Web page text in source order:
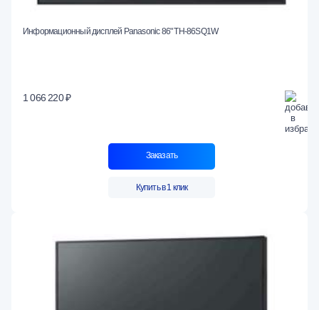
Информационный дисплей Panasonic 86" TH-86SQ1W
1 066 220 ₽
Заказать
Купить в 1 клик